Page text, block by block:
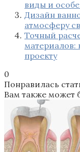
виды и
Дизайн
атмосферу
Точный
материалов:
проекту
0
Понравилась
Вам также может